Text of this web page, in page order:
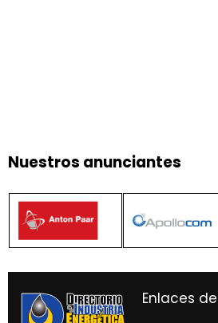
Nuestros anunciantes
Enlaces